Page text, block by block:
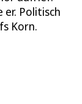
er. Politisch
Korn.